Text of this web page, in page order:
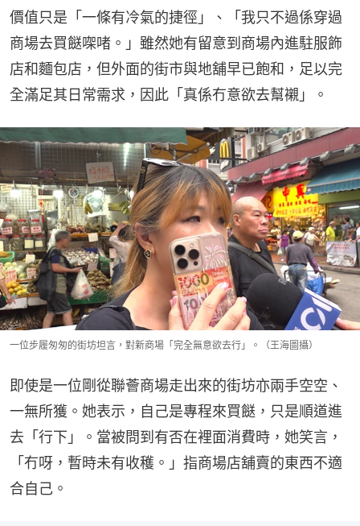
價值只是「一條有冷氣的捷徑」、「我只不過係穿過
商場去買餸㗎啫。」雖然她有留意到商場內進駐服飾
店和麵包店，但外面的街市與地舖早已飽和，足以完
全滿足其日常需求，因此「真係冇意欲去幫襯」。
一位步履匆匆的街坊坦言，對新商場「完全無意欲去行」。（王海圖攝）
即使是一位剛從聯薈商場走出來的街坊亦兩手空空、
一無所獲。她表示，自己是專程來買餸，只是順道進
去「行下」。當被問到有否在裡面消費時，她笑言，
「冇呀，暫時未有收穫。」指商場店舖賣的東西不適
合自己。